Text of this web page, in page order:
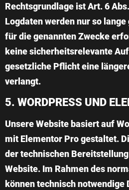
Rechtsgrundlage ist Art. 6
Logdaten werden nur so
für die genannten Zwecke
keine sicherheitsrelevante
gesetzliche Pflicht eine
verlangt.
5. WORDPRESS UND
Unsere Website basiert auf
mit Elementor Pro gestaltet.
der technischen
Website. Im Rahmen des
können technisch notwendige